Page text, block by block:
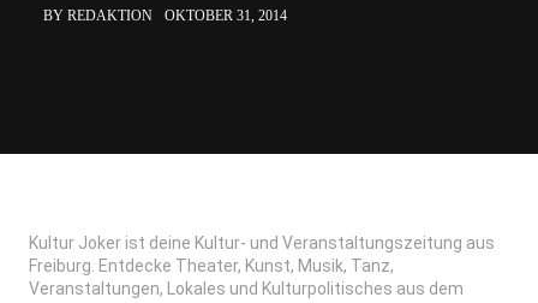
BY REDAKTION OKTOBER 31, 2014
Kultur Joker ist deine Kultur- und Veranstaltungszeitung aus
Freiburg. Entdecke Theater, Kunst, Musik, Tanz,
Veranstaltungen, Lokales und Kulturpolitisches aus dem